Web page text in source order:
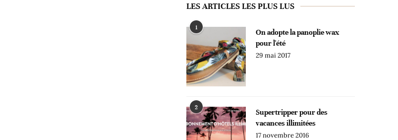
LES ARTICLES LES PLUS LUS
1
On adopte la panoplie wax
pour l'été
29 mai 2017
2
Supertripper pour des
vacances illimitées
17 novembre 2016